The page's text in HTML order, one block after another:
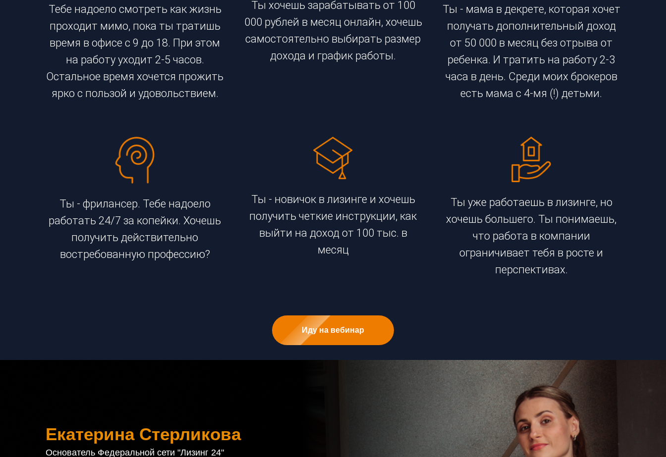
Тебе надоело смотреть как жизнь
проходит мимо, пока ты тратишь
время в офисе с 9 до 18. При этом
на работу уходит 2-5 часов.
Остальное время хочется прожить
ярко с пользой и удовольствием.
Ты хочешь зарабатывать от 100
000 рублей в месяц онлайн, хочешь
самостоятельно выбирать размер
дохода и график работы.
Ты - мама в декрете, которая хочет
получать дополнительный доход
от 50 000 в месяц без отрыва от
ребенка. И тратить на работу 2-3
часа в день. Среди моих брокеров
есть мама с 4-мя (!) детьми.
Ты - фрилансер. Тебе надоело
работать 24/7 за копейки. Хочешь
получить действительно
востребованную профессию?
Ты - новичок в лизинге и хочешь
получить четкие инструкции, как
выйти на доход от 100 тыс. в
месяц
Ты уже работаешь в лизинге, но
хочешь большего. Ты понимаешь,
что работа в компании
ограничивает тебя в росте и
перспективах.
Иду на вебинар
Екатерина Стерликова
Основатель Федеральной сети "Лизинг 24"